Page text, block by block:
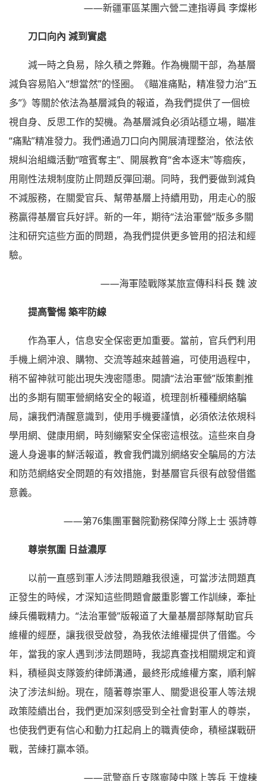
——新疆軍區某團六營二連指導員 李燦彬
刀口向內 減到實處
減一時之負易，除久積之弊難。作為機關干部，為基層
減負容易陷入“想當然”的怪圈。《瞄准痛點，精准發力治“五
多”》等關於依法為基層減負的報道，為我們提供了一個檢
視自身、反思工作的契機。為基層減負必須站穩立場，瞄准
“痛點”精准發力。我們通過刀口向內開展清理整治，依法依
規糾治組織活動“喧賓奪主”、開展教育“舍本逐末”等痼疾，
用剛性法規制度防止問題反彈回潮。同時，我們要做到減負
不減服務，在關愛官兵、幫帶基層上持續用勁，用走心的服
務贏得基層官兵好評。新的一年，期待“法治軍營”版多多關
注和研究這些方面的問題，為我們提供更多管用的招法和經
驗。
——海軍陸戰隊某旅宣傳科科長 魏 波
提高警惕 築牢防線
作為軍人，信息安全保密更加重要。當前，官兵們利用
手機上網沖浪、購物、交流等越來越普遍，可使用過程中，
稍不留神就可能出現失洩密隱患。閱讀“法治軍營”版策劃推
出的多期有關軍營網絡安全的報道，梳理剖析種種網絡騙
局，讓我們清醒意識到，使用手機要謹慎，必須依法依規科
學用網、健康用網，時刻繃緊安全保密這根弦。這些來自身
邊人身邊事的鮮活報道，教會我們識別網絡安全騙局的方法
和防范網絡安全問題的有效措施，對基層官兵很有啟發借鑑
意義。
——第76集團軍醫院勤務保障分隊上士 張詩尊
尊崇氛圍 日益濃厚
以前一直感到軍人涉法問題離我很遠，可當涉法問題真
正發生的時候，才深知這些問題會嚴重影響工作訓練，牽扯
練兵備戰精力。“法治軍營”版報道了大量基層部隊幫助官兵
維權的經歷，讓我很受啟發，為我依法維權提供了借鑑。今
年，當我的家人遇到涉法問題時，我認真查找相關規定和資
料，積極與支隊簽約律師溝通，最終形成維權方案，順利解
決了涉法糾紛。現在，隨著尊崇軍人、關愛退役軍人等法規
政策陸續出台，我們更加深刻感受到全社會對軍人的尊崇，
也使我們更有信心和動力扛起肩上的職責使命，積極謀戰研
戰，苦練打贏本領。
——武警商丘支隊寧陵中隊上等兵 王煒棟